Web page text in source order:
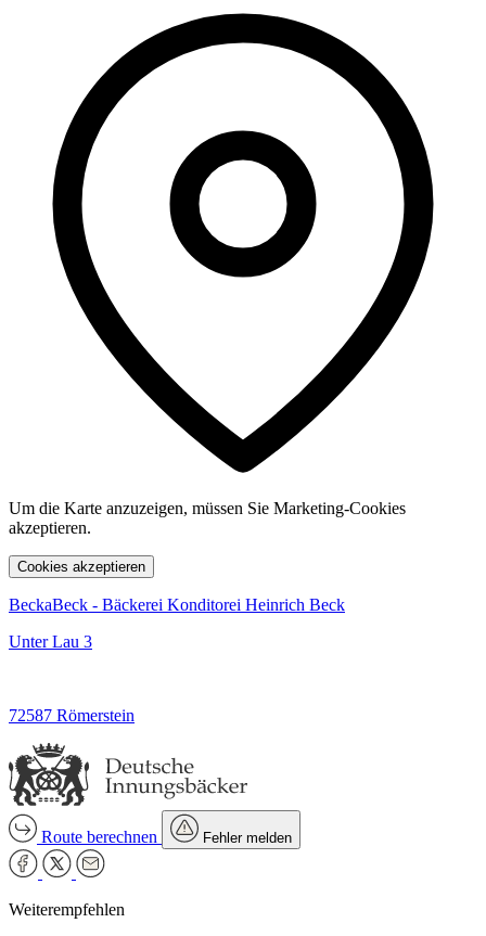
Um die Karte anzuzeigen, müssen Sie Marketing-Cookies
akzeptieren.
Cookies akzeptieren
BeckaBeck - Bäckerei Konditorei Heinrich Beck
Unter Lau 3
72587 Römerstein
Route berechnen Fehler melden
Weiterempfehlen